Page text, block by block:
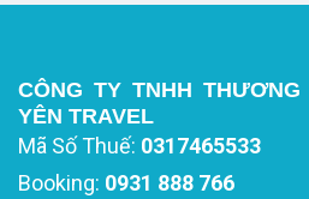
CÔNG TY TNHH
YÊN TRAVEL
Mã Số Thuế: 0317465533
Booking: 0931 888 766